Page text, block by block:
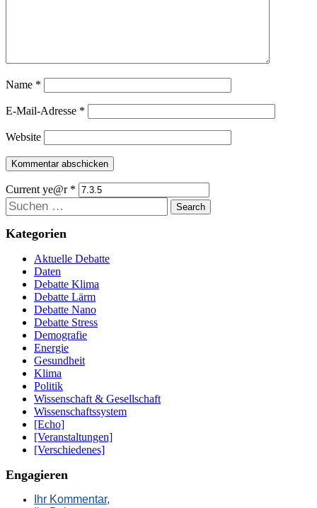
Name *
E-Mail-Adresse *
Website
Current ye@r *
Suchen
Kategorien
Aktuelle Debatte
Daten
Debatte Klima
Debatte Lärm
Debatte Nano
Debatte Stress
Demografie
Energie
Gesundheit
Klima
Politik
Wissenschaft & Gesellschaft
Wissenschaftssystem
[Echo]
[Veranstaltungen]
[Verschiedenes]
Engagieren
Ihr Kommentar,